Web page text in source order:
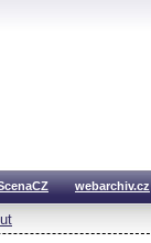
webarchiv.cz